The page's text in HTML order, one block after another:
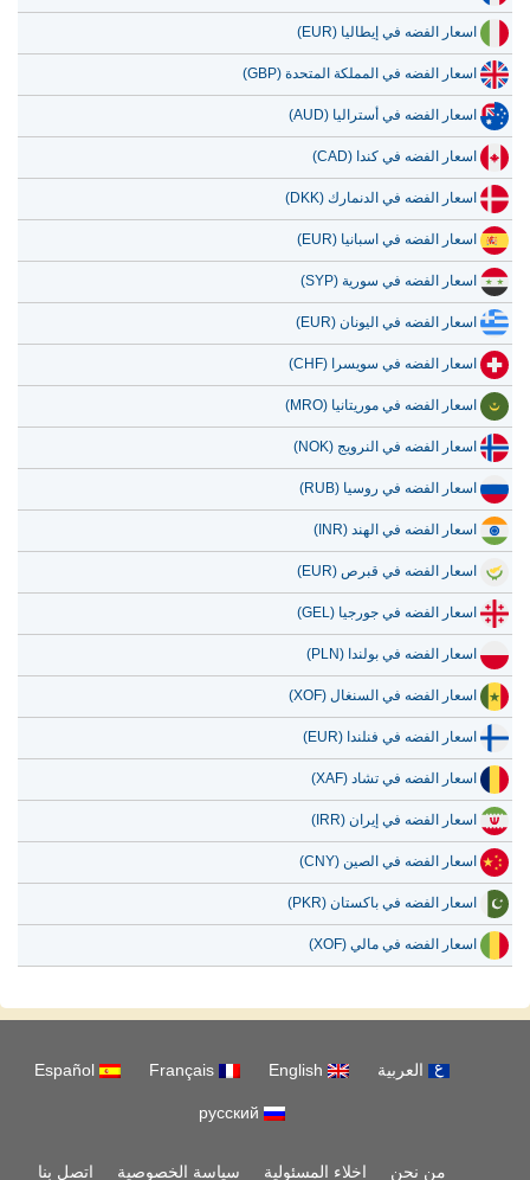
اسعار الفضه في إيطاليا (EUR)
اسعار الفضه في المملكة المتحدة (GBP)
اسعار الفضه في أستراليا (AUD)
اسعار الفضه في كندا (CAD)
اسعار الفضه في الدنمارك (DKK)
اسعار الفضه في اسبانيا (EUR)
اسعار الفضه في سورية (SYP)
اسعار الفضه في اليونان (EUR)
اسعار الفضه في سويسرا (CHF)
اسعار الفضه في موريتانيا (MRO)
اسعار الفضه في النرويج (NOK)
اسعار الفضه في روسيا (RUB)
اسعار الفضه في الهند (INR)
اسعار الفضه في قبرص (EUR)
اسعار الفضه في جورجيا (GEL)
اسعار الفضه في بولندا (PLN)
اسعار الفضه في السنغال (XOF)
اسعار الفضه في فنلندا (EUR)
اسعار الفضه في تشاد (XAF)
اسعار الفضه في إيران (IRR)
اسعار الفضه في الصين (CNY)
اسعار الفضه في باكستان (PKR)
اسعار الفضه في مالي (XOF)
العربية Français
Español
من نحن اخلاء المسئولية سياسة الخصوصية اتصل بنا